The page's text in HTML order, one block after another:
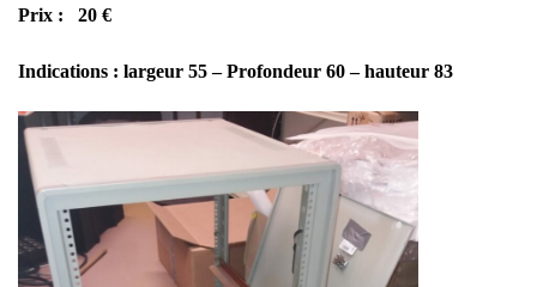
Prix : 20 €
Indications : largeur 55 – Profondeur 60 – hauteur 83